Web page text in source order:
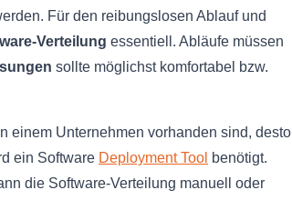
Für den reibungslosen Ablauf und
Verteilung essentiell. Abläufe müssen
sollte möglichst komfortabel bzw.
einem Unternehmen vorhanden sind, desto
ein Software Deployment Tool benötigt.
die Software-Verteilung manuell oder